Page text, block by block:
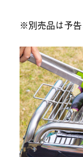
※別売品は予告